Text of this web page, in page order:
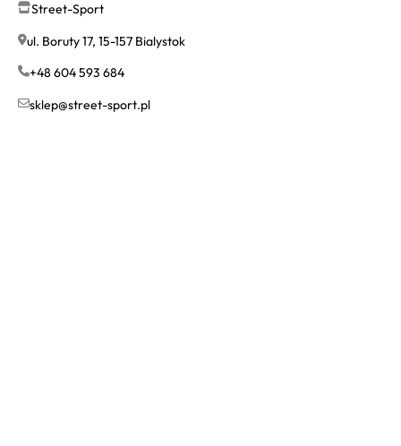
Street-Sport
ul. Boruty 17, 15-157 Bialystok
+48 604 593 684
sklep@street-sport.pl